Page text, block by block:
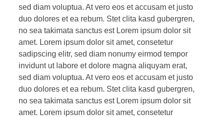
sed diam voluptua. At vero eos et accusam et justo
duo dolores et ea rebum. Stet clita kasd gubergren,
no sea takimata sanctus est Lorem ipsum dolor sit
amet. Lorem ipsum dolor sit amet, consetetur
sadipscing elitr, sed diam nonumy eirmod tempor
invidunt ut labore et dolore magna aliquyam erat,
sed diam voluptua. At vero eos et accusam et justo
duo dolores et ea rebum. Stet clita kasd gubergren,
no sea takimata sanctus est Lorem ipsum dolor sit
amet. Lorem ipsum dolor sit amet, consetetur